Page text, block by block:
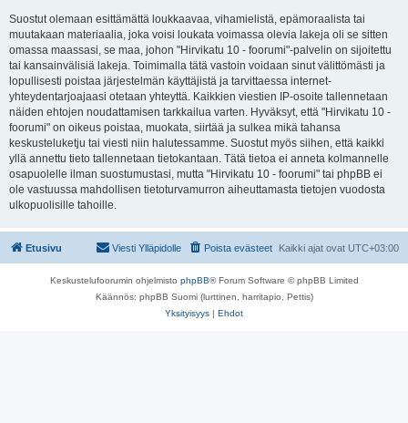
Suostut olemaan esittämättä loukkaavaa, vihamielistä, epämoraalista tai
muutakaan materiaalia, joka voisi loukata voimassa olevia lakeja oli se sitten
omassa maassasi, se maa, johon "Hirvikatu 10 - foorumi"-palvelin on sijoitettu
tai kansainvälisiä lakeja. Toimimalla tätä vastoin voidaan sinut välittömästi ja
lopullisesti poistaa järjestelmän käyttäjistä ja tarvittaessa internet-
yhteydentarjoajaasi otetaan yhteyttä. Kaikkien viestien IP-osoite tallennetaan
näiden ehtojen noudattamisen tarkkailua varten. Hyväksyt, että "Hirvikatu 10 -
foorumi" on oikeus poistaa, muokata, siirtää ja sulkea mikä tahansa
keskusteluketju tai viesti niin halutessamme. Suostut myös siihen, että kaikki
yllä annettu tieto tallennetaan tietokantaan. Tätä tietoa ei anneta kolmannelle
osapuolelle ilman suostumustasi, mutta "Hirvikatu 10 - foorumi" tai phpBB ei
ole vastuussa mahdollisen tietoturvamurron aiheuttamasta tietojen vuodosta
ulkopuolisille tahoille.
Etusivu Kaikki ajat ovat UTC+03:00
Poista evästeet
Viesti Ylläpidolle
Keskustelufoorumin ohjelmisto phpBB® Forum Software © phpBB Limited
Käännös: phpBB Suomi (lurttinen, harritapio, Pettis)
Yksityisyys | Ehdot